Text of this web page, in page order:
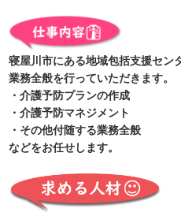
寝屋川市にある地域包括支援セン
業務全般を行っていただきます。
・介護予防プランの作成
・介護予防マネジメント
・その他付随する業務全般
などをお任せします。